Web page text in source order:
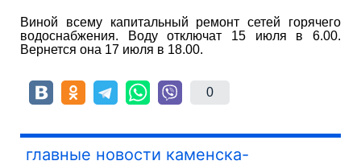
Виной всему капитальный ремонт сетей горячего
водоснабжения. Воду отключат 15 июля в 6.00.
Вернется она 17 июля в 18.00.
0
главные новости каменска-